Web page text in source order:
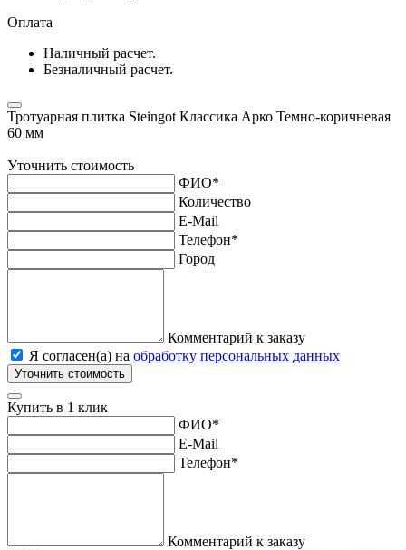
Оплата
Наличный расчет.
Безналичный расчет.
Тротуарная плитка Steingot Классика Арко Темно-коричневая
60 мм
Уточнить стоимость
ФИО*
Количество
E-Mail
Телефон*
Город
Комментарий к заказу
Я согласен(а) на обработку персональных данных
Уточнить стоимость
Купить в 1 клик
ФИО*
E-Mail
Телефон*
Комментарий к заказу